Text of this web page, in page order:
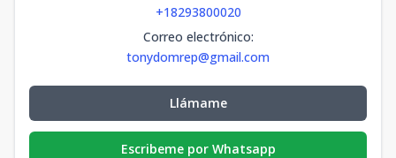
+18293800020
Correo electrónico:
tonydomrep@gmail.com
Llámame
Escribeme por Whatsapp